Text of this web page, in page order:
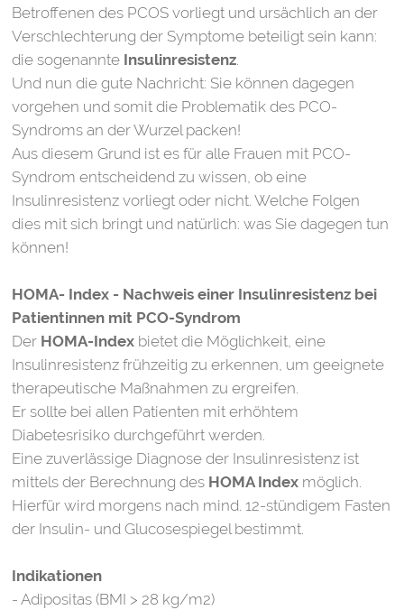
Betroffenen des PCOS vorliegt und ursächlich an der
Verschlechterung der Symptome beteiligt sein kann:
die sogenannte Insulinresistenz.
Und nun die gute Nachricht: Sie können dagegen
vorgehen und somit die Problematik des PCO-
Syndroms an der Wurzel packen!
Aus diesem Grund ist es für alle Frauen mit PCO-
Syndrom entscheidend zu wissen, ob eine
Insulinresistenz vorliegt oder nicht. Welche Folgen
dies mit sich bringt und natürlich: was Sie dagegen tun
können!
HOMA- Index - Nachweis einer Insulinresistenz bei
Patientinnen mit PCO-Syndrom
Der HOMA-Index bietet die Möglichkeit, eine
Insulinresistenz frühzeitig zu erkennen, um geeignete
therapeutische Maßnahmen zu ergreifen.
Er sollte bei allen Patienten mit erhöhtem
Diabetesrisiko durchgeführt werden.
Eine zuverlässige Diagnose der Insulinresistenz ist
mittels der Berechnung des HOMA Index möglich.
Hierfür wird morgens nach mind. 12-stündigem Fasten
der Insulin- und Glucosespiegel bestimmt.
Indikationen
- Adipositas (BMI > 28 kg/m2)